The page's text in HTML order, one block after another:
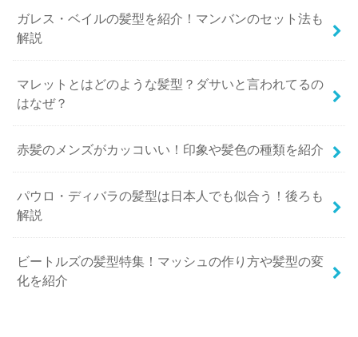
ガレス・ベイルの髪型を紹介！マンバンのセット法も
解説
マレットとはどのような髪型？ダサいと言われてるの
はなぜ？
赤髪のメンズがカッコいい！印象や髪色の種類を紹介
パウロ・ディバラの髪型は日本人でも似合う！後ろも
解説
ビートルズの髪型特集！マッシュの作り方や髪型の変
化を紹介